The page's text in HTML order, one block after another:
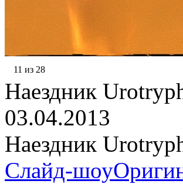
11 из 28
Наездник
03.04.2013
Наездник
Слайд-шоу